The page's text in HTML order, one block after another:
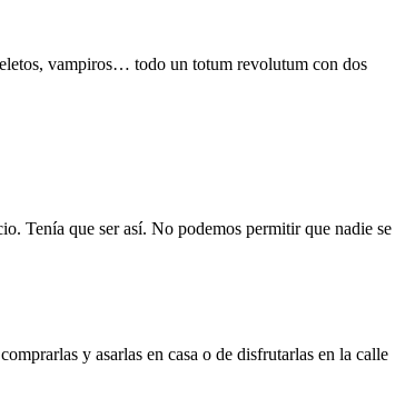
vampiros… todo un totum revolutum con dos
Tenía que ser así. No podemos permitir que nadie se
y asarlas en casa o de disfrutarlas en la calle